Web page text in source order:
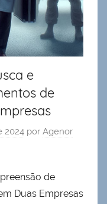
e
de
2024 por Agenor
de
Duas Empresas